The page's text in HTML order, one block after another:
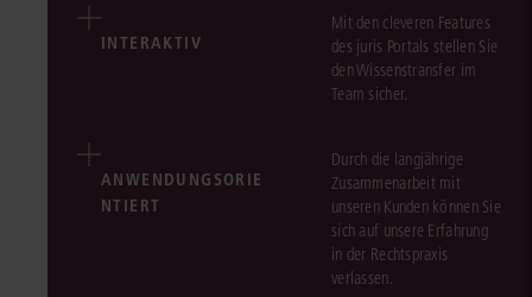
INTERAKTIV
Mit den cleveren Features
des juris Portals stellen Sie
den Wissenstransfer im
Team sicher.
ANWENDUNGSORIE
NTIERT
Durch die langjährige
Zusammenarbeit mit
unseren Kunden können Sie
sich auf unsere Erfahrung
in der Rechtspraxis
verlassen.